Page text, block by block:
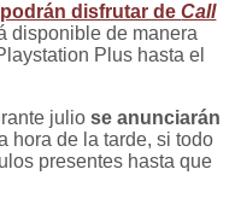
podrán disfrutar deCall
disponible de manera
Plus hasta el
juliose anunciarán
hora de la tarde, si todo
presentes hasta que